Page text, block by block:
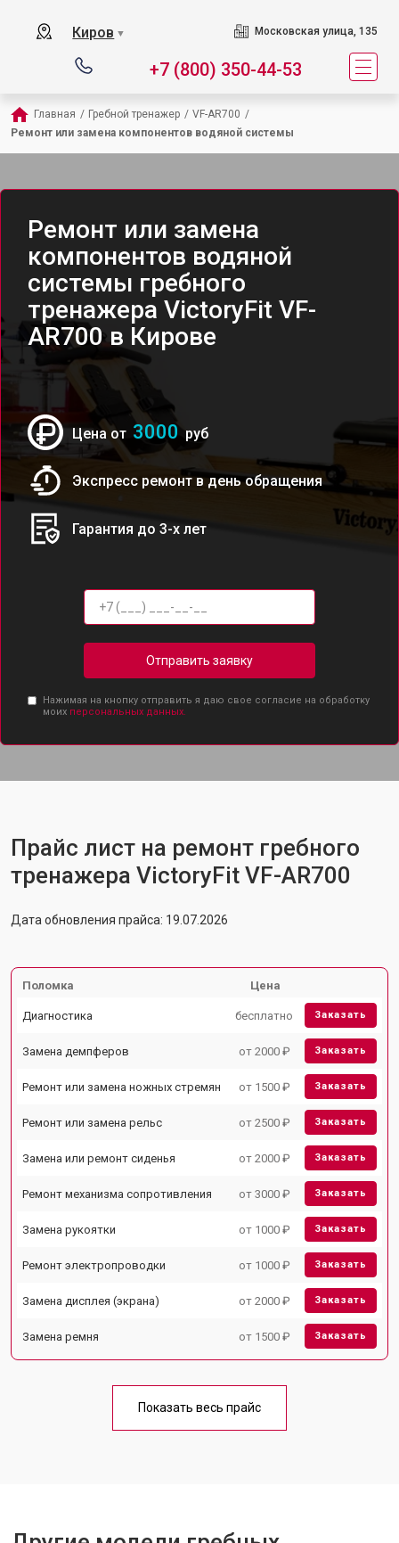
Киров ▼ Московская улица, 135
+7 (800) 350-44-53
Главная / Гребной тренажер / VF-AR700 /
Ремонт или замена компонентов водяной системы
Ремонт или замена
компонентов водяной
системы гребного
тренажера VictoryFit VF-
AR700 в Кирове
Цена от 3000руб
Экспресс ремонт в день обращения
Гарантия до 3-х лет
Отправить заявку
Нажимая на кнопку отправить я даю свое согласие на обработку
моих персональных данных.
Прайс лист на ремонт гребного
тренажера VictoryFit VF-AR700
Дата обновления прайса: 19.07.2026
Поломка Цена
Диагностика бесплатно Заказать
Замена демпферов от 2000 ₽ Заказать
Ремонт или замена ножных стремян от 1500 ₽ Заказать
Ремонт или замена рельс от 2500 ₽ Заказать
Замена или ремонт сиденья от 2000 ₽ Заказать
Ремонт механизма сопротивления от 3000 ₽ Заказать
Замена рукоятки от 1000 ₽ Заказать
Ремонт электропроводки от 1000 ₽ Заказать
Замена дисплея (экрана) от 2000 ₽ Заказать
Замена ремня от 1500 ₽ Заказать
Показать весь прайс